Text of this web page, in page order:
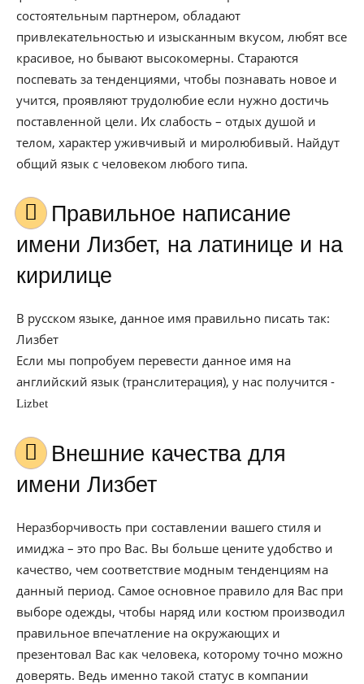
состоятельным партнером, обладают
привлекательностью и изысканным вкусом, любят все
красивое, но бывают высокомерны. Стараются
поспевать за тенденциями, чтобы познавать новое и
учится, проявляют трудолюбие если нужно достичь
поставленной цели. Их слабость – отдых душой и
телом, характер уживчивый и миролюбивый. Найдут
общий язык с человеком любого типа.
Правильное написание
имени Лизбет, на латинице и на
кирилице
В русском языке, данное имя правильно писать так:
Лизбет
Если мы попробуем перевести данное имя на
английский язык (транслитерация), у нас получится -
Lizbet
Внешние качества для
имени Лизбет
Неразборчивость при составлении вашего стиля и
имиджа – это про Вас. Вы больше цените удобство и
качество, чем соответствие модным тенденциям на
данный период. Самое основное правило для Вас при
выборе одежды, чтобы наряд или костюм производил
правильное впечатление на окружающих и
презентовал Вас как человека, которому точно можно
доверять. Ведь именно такой статус в компании